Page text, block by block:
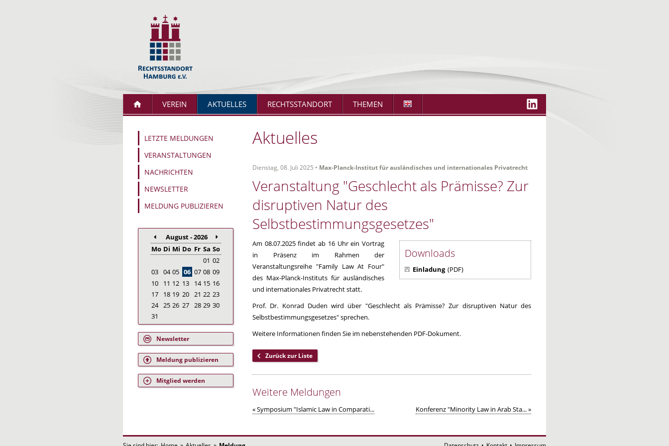
VEREIN AKTUELLES RECHTSSTANDORT THEMEN
LETZTE MELDUNGEN
VERANSTALTUNGEN
NACHRICHTEN
NEWSLETTER
MELDUNG PUBLIZIEREN
August - 2026
Mo Di Mi Do Fr Sa So
01 02
03 04 05 06 07 08 09
10
11 12 13 14 15 16
17
18 19 20 21 22 23
24 25 26 27 28 29 30
31
Newsletter
Meldung publizieren
Mitglied werden
Aktuelles
Dienstag, 08. Juli 2025 • Max-Planck-Institut für ausländisches und internationales Privatrecht
Veranstaltung "Geschlecht als Prämisse? Zur
disruptiven Natur des
Selbstbestimmungsgesetzes"
Downloads
Einladung (PDF)
Am 08.07.2025 findet ab 16 Uhr ein Vortrag
in Präsenz im Rahmen der
Veranstaltungsreihe "Family Law At Four"
des Max-Planck-Instituts für ausländisches
und internationales Privatrecht statt.
Prof. Dr. Konrad Duden wird über "Geschlecht als Prämisse? Zur disruptiven Natur des
Selbstbestimmungsgesetzes" sprechen.
Weitere Informationen finden Sie im nebenstehenden PDF-Dokument.
Zurück zur Liste
Weitere Meldungen
« Symposium "Islamic Law in Comparati... Konferenz "Minority Law in Arab Sta... »